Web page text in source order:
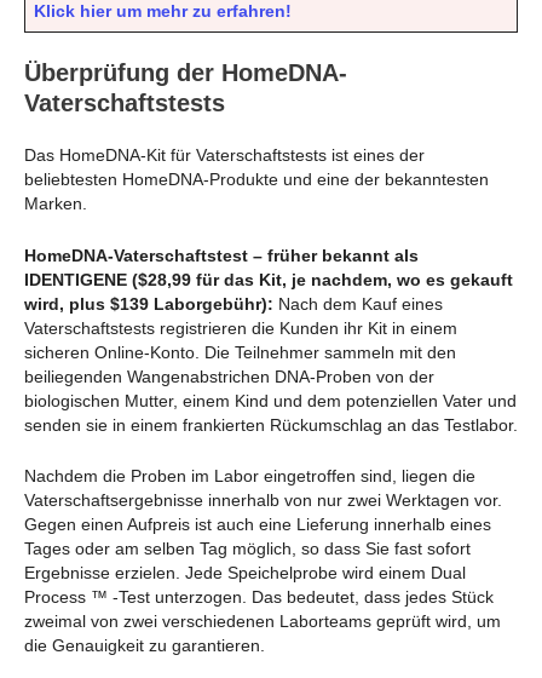
Klick hier um mehr zu erfahren!
Überprüfung der HomeDNA-
Vaterschaftstests
Das HomeDNA-Kit für Vaterschaftstests ist eines der
beliebtesten HomeDNA-Produkte und eine der bekanntesten
Marken.
HomeDNA-Vaterschaftstest – früher bekannt als
IDENTIGENE ($28,99 für das Kit, je nachdem, wo es gekauft
wird, plus $139 Laborgebühr): Nach dem Kauf eines
Vaterschaftstests registrieren die Kunden ihr Kit in einem
sicheren Online-Konto. Die Teilnehmer sammeln mit den
beiliegenden Wangenabstrichen DNA-Proben von der
biologischen Mutter, einem Kind und dem potenziellen Vater und
senden sie in einem frankierten Rückumschlag an das Testlabor.
Nachdem die Proben im Labor eingetroffen sind, liegen die
Vaterschaftsergebnisse innerhalb von nur zwei Werktagen vor.
Gegen einen Aufpreis ist auch eine Lieferung innerhalb eines
Tages oder am selben Tag möglich, so dass Sie fast sofort
Ergebnisse erzielen. Jede Speichelprobe wird einem Dual
Process ™ -Test unterzogen. Das bedeutet, dass jedes Stück
zweimal von zwei verschiedenen Laborteams geprüft wird, um
die Genauigkeit zu garantieren.